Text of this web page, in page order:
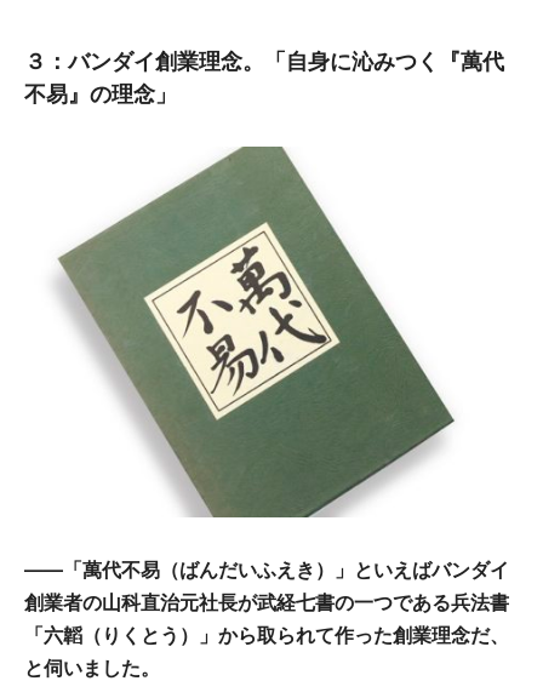
３：バンダイ創業理念。「自身に沁みつく『萬代
不易』の理念」
――「萬代不易（ばんだいふえき）」といえばバンダイ
創業者の山科直治元社長が武経七書の一つである兵法書
「六韜（りくとう）」から取られて作った創業理念だ、
と伺いました。